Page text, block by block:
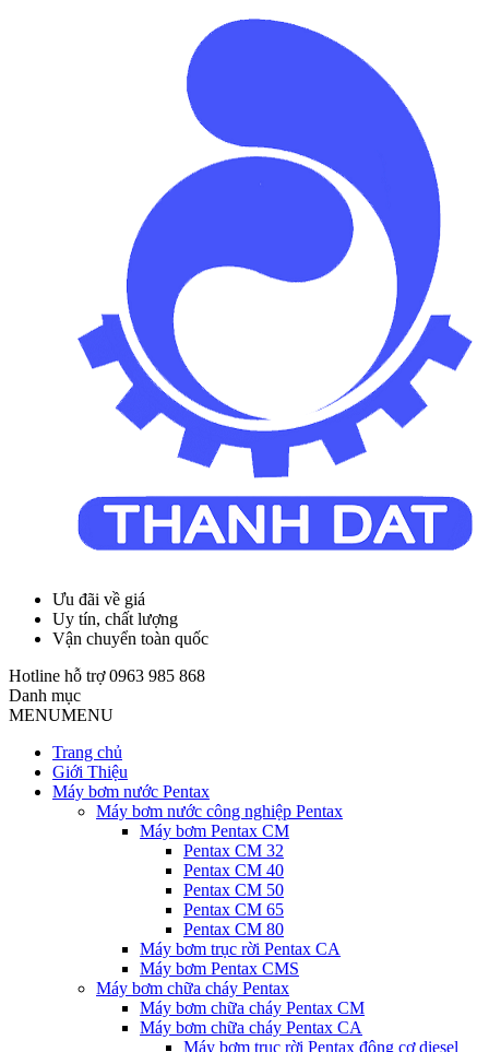
Ưu đãi về giá
Uy tín, chất lượng
Vận chuyển toàn quốc
Hotline hỗ trợ 0963 985 868
Danh mục
MENUMENU
Trang chủ
Giới Thiệu
Máy bơm nước Pentax
Máy bơm nước công nghiệp Pentax
Máy bơm Pentax CM
Pentax CM 32
Pentax CM 40
Pentax CM 50
Pentax CM 65
Pentax CM 80
Máy bơm trục rời Pentax CA
Máy bơm Pentax CMS
Máy bơm chữa cháy Pentax
Máy bơm chữa cháy Pentax CM
Máy bơm chữa cháy Pentax CA
Máy bơm trục rời Pentax động cơ diesel